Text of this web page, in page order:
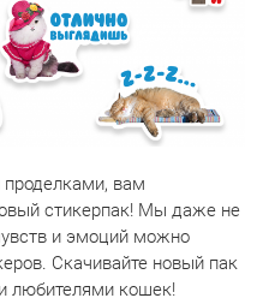
вам
стикерпак! Мы даже не
и эмоций можно
Скачивайте новый пак
любителями кошек!